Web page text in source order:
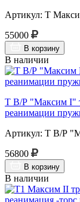
Артикул: Т
55000
В корзину
В наличии
Т В/Р "Максим I"
реанимации
Артикул: Т В/Р
56800
В корзину
В наличии